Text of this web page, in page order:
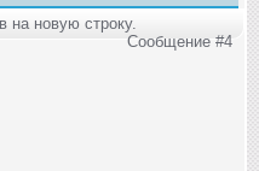
на новую строку.
Сообщение #4